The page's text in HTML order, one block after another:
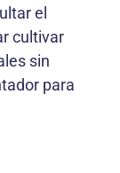
el
cultivar
sin
para